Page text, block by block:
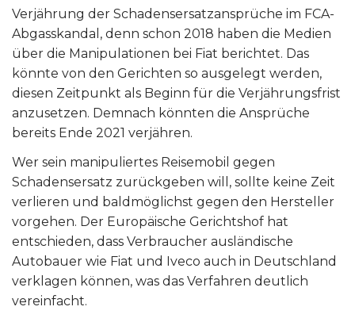
Verjährung der Schadensersatzansprüche im FCA-
Abgasskandal, denn schon 2018 haben die Medien
über die Manipulationen bei Fiat berichtet. Das
könnte von den Gerichten so ausgelegt werden,
diesen Zeitpunkt als Beginn für die Verjährungsfrist
anzusetzen. Demnach könnten die Ansprüche
bereits Ende 2021 verjähren.
Wer sein manipuliertes Reisemobil gegen
Schadensersatz zurückgeben will, sollte keine Zeit
verlieren und baldmöglichst gegen den Hersteller
vorgehen. Der Europäische Gerichtshof hat
entschieden, dass Verbraucher ausländische
Autobauer wie Fiat und Iveco auch in Deutschland
verklagen können, was das Verfahren deutlich
vereinfacht.